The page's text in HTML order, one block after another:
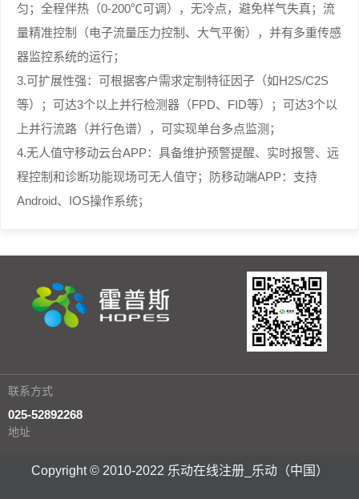
匀；全程伴热（0-200℃可调），无冷点，避免样气失真；流
量精准控制（电子流量压力控制、大气平衡），并有多重传感
器监控系统的运行；
3.可扩展性强：可根据客户需求定制特征因子（如H2S/C2S
等）；可达3个以上并行检测器（FPD、FID等）；可达3个以
上并行流路（并行色谱），可实现单台多点监测；
4.无人值守移动云台APP：具备维护预警提醒、实时报警、远
程控制和诊断功能现场可无人值守；防移动端APP：支持
Android、IOS操作系统；
联系方式
025-52892268
地址
Copyright © 2010-2022 乐动在线注册_乐动（中国）